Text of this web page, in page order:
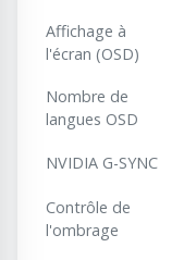
Affichage à
l'écran (OSD)
Nombre de
langues OSD
NVIDIA G-SYNC
Contrôle de
l'ombrage